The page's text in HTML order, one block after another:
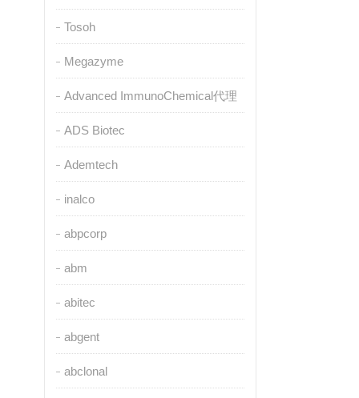
Tosoh
Megazyme
Advanced ImmunoChemical代理
ADS Biotec
Ademtech
inalco
abpcorp
abm
abitec
abgent
abclonal